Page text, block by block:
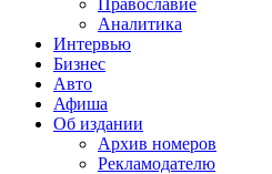
Православие
Аналитика
Интервью
Бизнес
Авто
Афиша
Об издании
Архив номеров
Рекламодателю